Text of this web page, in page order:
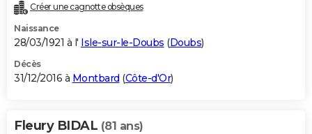
Créer une cagnotte obsèques
Naissance
28/03/1921 à l' Isle-sur-le-Doubs (Doubs)
Décès
31/12/2016 à Montbard (Côte-d'Or)
Fleury BIDAL (81 ans)